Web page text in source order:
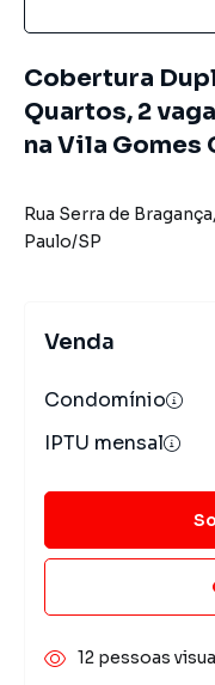
Cobertura
Quartos, 2
na Vila Gomes
Rua Serra de Bragança,
Paulo/SP
Venda
Condomínio
IPTU mensal
12 pessoas